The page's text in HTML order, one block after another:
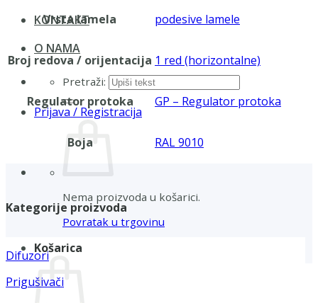
KONTAKT
O NAMA
Pretraži:
Prijava / Registracija
Nema proizvoda u košarici.
Povratak u trgovinu
Košarica
Vrsta lamela podesive lamele
Broj redova / orijentacija 1 red (horizontalne)
Regulator protoka GP – Regulator protoka
Boja RAL 9010
Kategorije proizvoda
Difuzori
Prigušivači